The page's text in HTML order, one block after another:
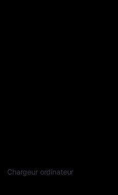
Chargeur ordinateur